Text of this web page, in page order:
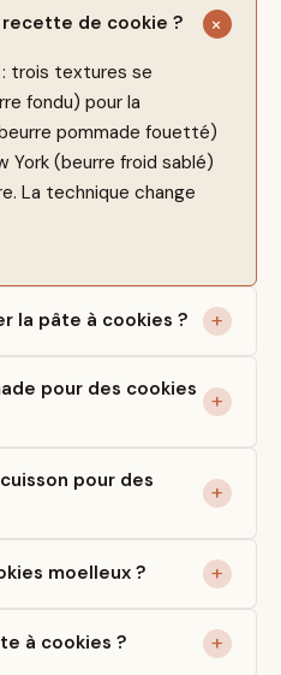
de cookie ?
: trois textures se
fondu) pour la
pommade fouetté)
York (beurre froid sablé)
La technique change
la pâte à cookies ?
pour des cookies
pour des
moelleux ?
à cookies ?